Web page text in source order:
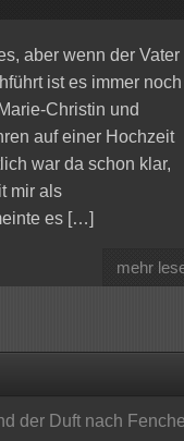
aber wenn der Vater
ist es immer noch
Christin und
auf einer Hochzeit
war da schon klar,
mir als
es […]
mehr
der Duft nach